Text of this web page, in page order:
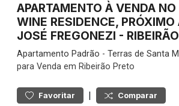
APARTAMENTO À VENDA NO
WINE RESIDENCE, PRÓXIMO
JOSÉ FREGONEZI -
Apartamento Padrão - Terras de Santa
para Venda em Ribeirão Preto
Favoritar | Comparar